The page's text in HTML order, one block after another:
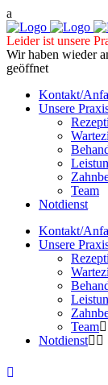
Leider ist unsere
Wir haben wieder
geöffnet
Kontakt/
Unsere
Team
Notdienst
Kontakt/
Unsere
Team
Notdienst